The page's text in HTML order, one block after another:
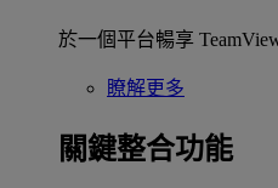
於一個平台暢享
瞭解更多
關鍵整合功能